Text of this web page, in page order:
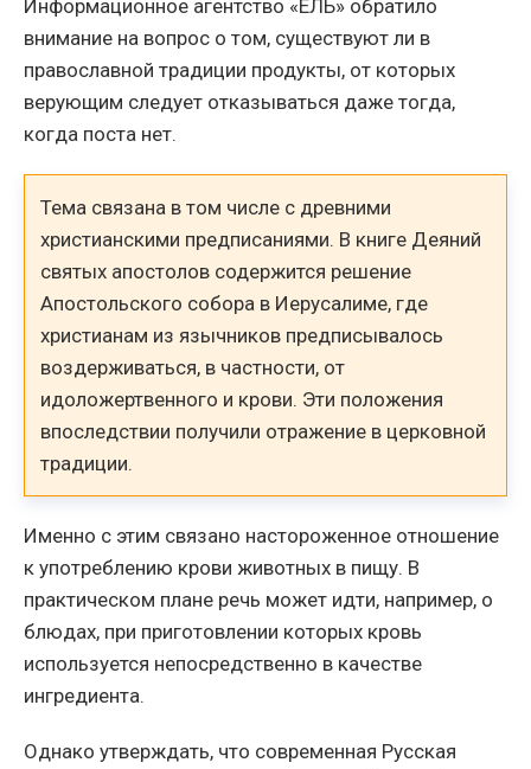
Информационное агентство «ЕЛЬ» обратило
внимание на вопрос о том, существуют ли в
православной традиции продукты, от которых
верующим следует отказываться даже тогда,
когда поста нет.
Тема связана в том числе с древними
христианскими предписаниями. В книге Деяний
святых апостолов содержится решение
Апостольского собора в Иерусалиме, где
христианам из язычников предписывалось
воздерживаться, в частности, от
идоложертвенного и крови. Эти положения
впоследствии получили отражение в церковной
традиции.
Именно с этим связано настороженное отношение
к употреблению крови животных в пищу. В
практическом плане речь может идти, например, о
блюдах, при приготовлении которых кровь
используется непосредственно в качестве
ингредиента.
Однако утверждать, что современная Русская